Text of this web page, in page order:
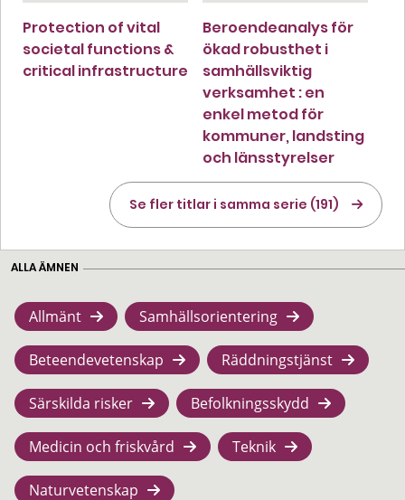
Protection of vital
societal functions &
critical infrastructure
Beroendeanalys för
ökad robusthet i
samhällsviktig
verksamhet : en
enkel metod för
kommuner, landsting
och länsstyrelser
Se fler titlar i samma serie (191)
ALLA ÄMNEN
Allmänt Samhällsorientering
Beteendevetenskap Räddningstjänst
Särskilda risker Befolkningsskydd
Medicin och friskvård Teknik
Naturvetenskap